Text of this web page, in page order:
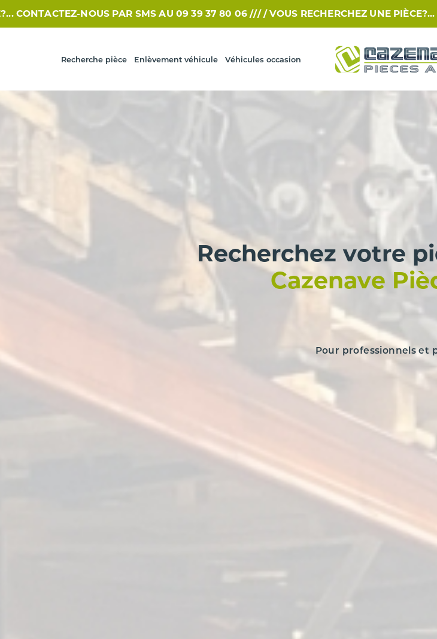
NOUS PAR SMS AU 09 39 37 80 06 /// / VOUS RECHERCHEZ UNE PIÈCE?...
Recherche pièce Enlèvement véhicule Véhicules occasion
Recherchez votre
Cazenave
Pour professionnels et